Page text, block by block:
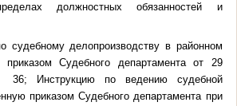
должностных обязанностей и
судебному делопроизводству в районном
Судебного департамента от 29
Инструкцию по ведению судебной
приказом Судебного департамента при